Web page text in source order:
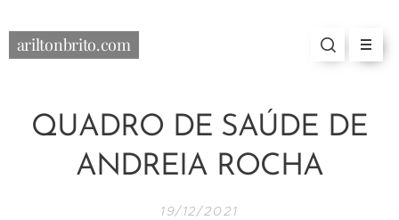
ariltonbrito.com
QUADRO DE SAÚDE DE
ANDREIA ROCHA
19/12/2021